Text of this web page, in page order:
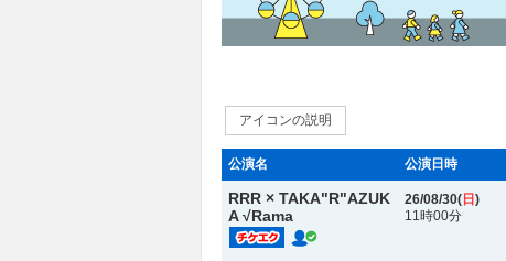
アイコンの説明
公演名 公演日時
RRR × TAKA"R"AZUK
A √Rama
26/08/30( 日 )
11時00分